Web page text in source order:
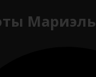
Мариэль